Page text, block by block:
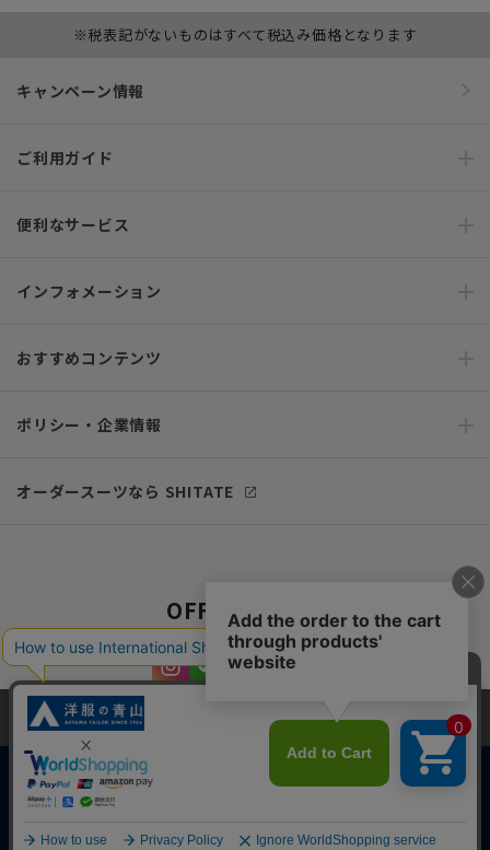
※税表記がないものはすべて税込み価格となります
キャンペーン情報
ご利用ガイド
便利なサービス
インフォメーション
おすすめコンテンツ
ポリシー・企業情報
オーダースーツなら SHITATE
OFFICIAL SNS
Copyright © AOYAMA TRADING Co.,Ltd. All Rights Reserved
当サイトでは、快適な閲覧体験とコンテンツ改善のためにCookieを使用
しています。閲覧を続けることで、Cookieの使用に同意したものとみな
します。詳細については
同意して閉じる